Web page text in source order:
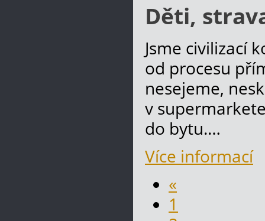
Děti,
Jsme civilizací
od procesu
nesejeme,
v
do bytu.…
Více informací
«
1